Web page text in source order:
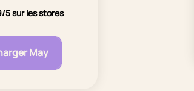
5 sur les stores
May